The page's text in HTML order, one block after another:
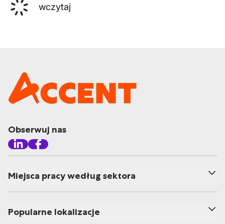
wczytaj
Obserwuj nas
Miejsca pracy według sektora
Popularne lokalizacje